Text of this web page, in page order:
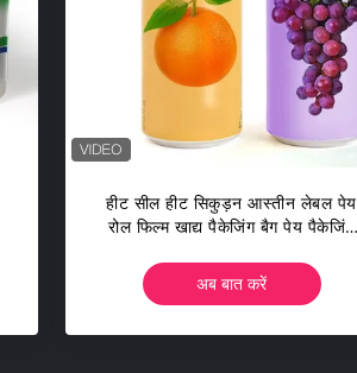
हीट सील हीट सिकुड़न आस्तीन लेबल पेय
रोल फिल्म खाद्य पैकेजिंग बैग पेय पैकेजिंग
अब बात करें